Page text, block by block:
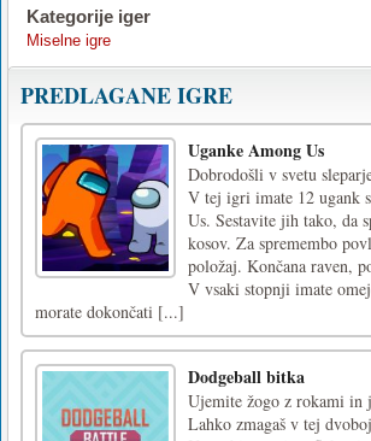
Kategorije iger
Miselne igre
PREDLAGANE IGRE
Uganke Among Us
Dobrodošli v svetu
V tej igri imate 12 ugank
Us. Sestavite jih tako, da
kosov. Za spremembo
položaj. Končana raven,
V vsaki stopnji imate
morate dokončati [...]
Dodgeball bitka
Ujemite žogo z rokami in
Lahko zmagaš v tej